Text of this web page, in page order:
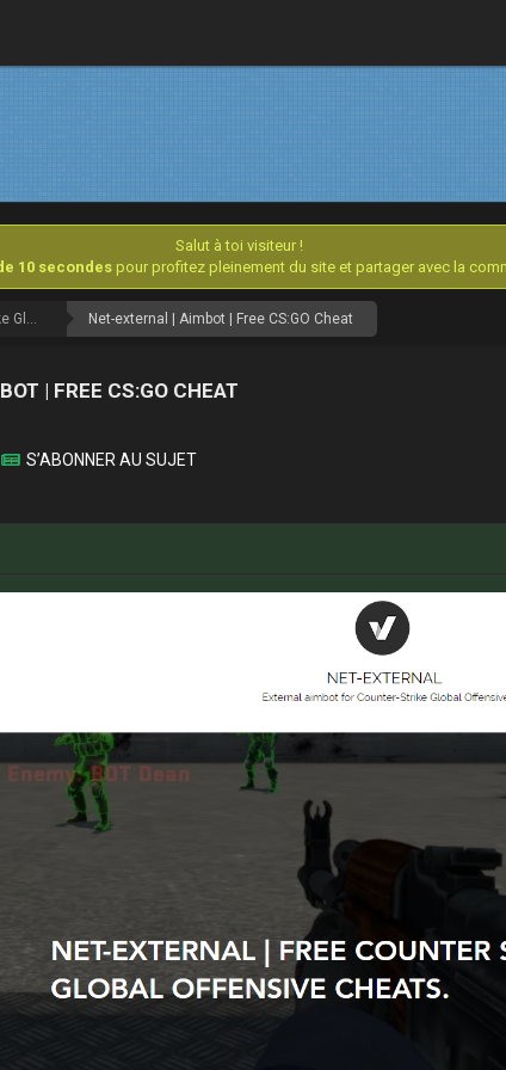
Salut à toi visiteur !
10 secondes pour profitez pleinement du site et partager avec la
Counter-Strike Global Offensive [Archives] Net-external | Aimbot | Free CS:GO Cheat
| FREE CS:GO CHEAT
S’ABONNER AU SUJET